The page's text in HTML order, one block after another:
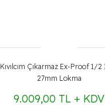
Kıvılcım Çıkarmaz Ex-Proof 1/2
27mm Lokma
9.009,00 TL + KDV